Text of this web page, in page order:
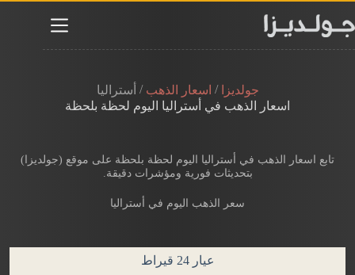
إلى
المحتوى
جولديزا / اسعار الذهب / أستراليا
اسعار الذهب في أستراليا​ اليوم لحظة بلحظة
تابع اسعار الذهب في أستراليا اليوم لحظة بلحظة​ على موقع (جولديزا)
بتحديثات فورية ومؤشرات دقيقة.
سعر الذهب اليوم في أستراليا​
عيار 24 قيراط